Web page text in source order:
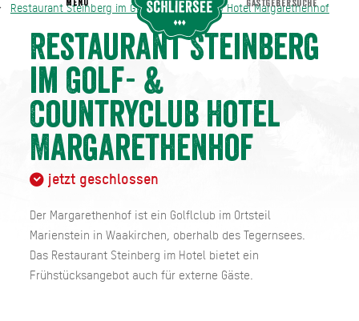
Restaurant Steinberg im Golf- & Countryclub Hotel Margarethenhof
Restaurant Steinberg
im Golf- &
Countryclub Hotel
Margarethenhof
jetzt geschlossen
Der Margarethenhof ist ein Golflclub im Ortsteil
Marienstein in Waakirchen, oberhalb des Tegernsees.
Das Restaurant Steinberg im Hotel bietet ein
Frühstücksangebot auch für externe Gäste.
Restaurant Steinberg im Golf- & Countryclub Hotel Margarethenhof
MENU GASTGEBERSUCHE